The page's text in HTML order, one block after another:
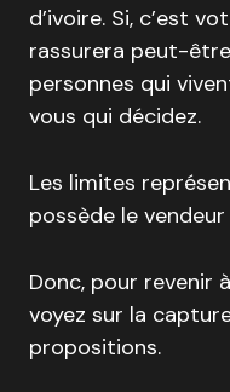
d’ivoire. Si, c’est
rassurera peut-
personnes qui
vous qui décidez.
Les limites
possède le
Donc, pour revenir
voyez sur la
propositions.